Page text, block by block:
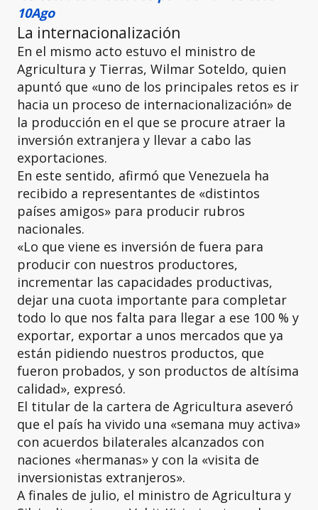
10Ago
La internacionalización
En el mismo acto estuvo el ministro de
Agricultura y Tierras, Wilmar Soteldo, quien
apuntó que «uno de los principales retos es ir
hacia un proceso de internacionalización» de
la producción en el que se procure atraer la
inversión extranjera y llevar a cabo las
exportaciones.
En este sentido, afirmó que Venezuela ha
recibido a representantes de «distintos
países amigos» para producir rubros
nacionales.
«Lo que viene es inversión de fuera para
producir con nuestros productores,
incrementar las capacidades productivas,
dejar una cuota importante para completar
todo lo que nos falta para llegar a ese 100 % y
exportar, exportar a unos mercados que ya
están pidiendo nuestros productos, que
fueron probados, y son productos de altísima
calidad», expresó.
El titular de la cartera de Agricultura aseveró
que el país ha vivido una «semana muy activa»
con acuerdos bilaterales alcanzados con
naciones «hermanas» y con la «visita de
inversionistas extranjeros».
A finales de julio, el ministro de Agricultura y